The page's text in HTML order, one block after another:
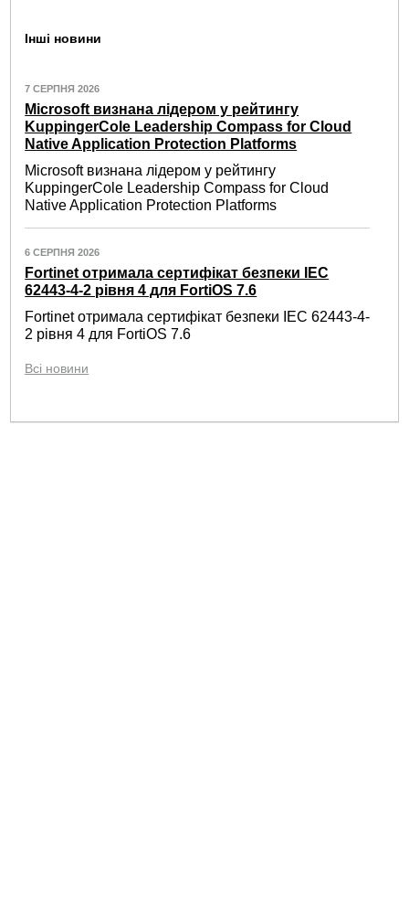
Інші новини
7 СЕРПНЯ 2026
Microsoft визнана лідером у рейтингу
KuppingerCole Leadership Compass for Cloud
Native Application Protection Platforms
Microsoft визнана лідером у рейтингу
KuppingerCole Leadership Compass for Cloud
Native Application Protection Platforms
6 СЕРПНЯ 2026
Fortinet отримала сертифікат безпеки IEC
62443-4-2 рівня 4 для FortiOS 7.6
Fortinet отримала сертифікат безпеки IEC 62443-4-
2 рівня 4 для FortiOS 7.6
Всі новини